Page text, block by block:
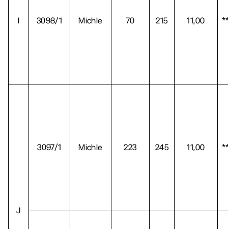
I 3098/1 Michle 70 215 11,00
J
3097/1 Michle 223 245 11,00